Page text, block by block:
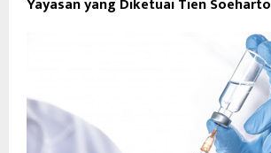
Yayasan yang Diketuai Tien Soeharto